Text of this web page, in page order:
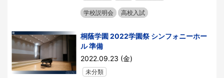
学校説明会 高校入試
桐蔭学園 2022学園祭 シンフォニーホー
ル 準備
2022.09.23 (金)
未分類